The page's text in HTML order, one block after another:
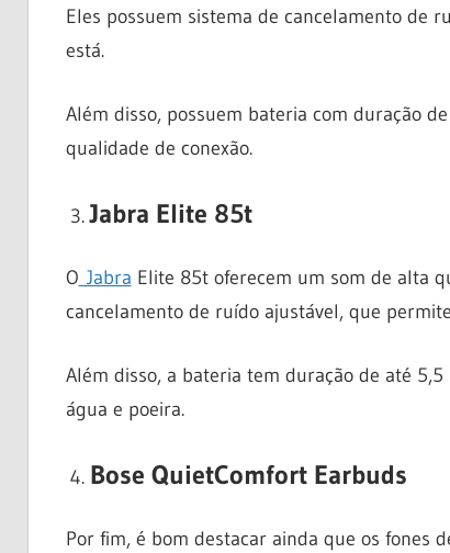
Eles possuem sistema de cancelamento de
está.
Além disso, possuem bateria com duração
qualidade de conexão.
Jabra Elite 85t
O Jabra Elite 85t oferecem um som de alta
cancelamento de ruído ajustável, que
Além disso, a bateria tem duração de até
água e poeira.
Bose QuietComfort Earbuds
Por fim, é bom destacar ainda que os fones